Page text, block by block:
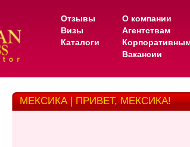
Отзывы
Визы
Каталоги
О компании
Агентствам
Вакансии
МЕКСИКА | ПРИВЕТ, МЕКСИКА!